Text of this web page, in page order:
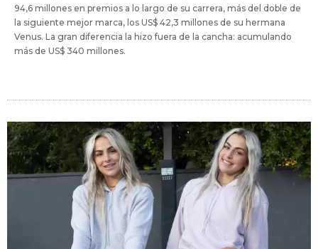
94,6 millones en premios a lo largo de su carrera, más del doble de
la siguiente mejor marca, los US$ 42,3 millones de su hermana
Venus. La gran diferencia la hizo fuera de la cancha: acumulando
más de US$ 340 millones.